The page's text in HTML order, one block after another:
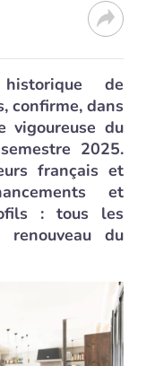
de
confirme, dans
vigoureuse du
2025.
français et
et
: tous les
renouveau du